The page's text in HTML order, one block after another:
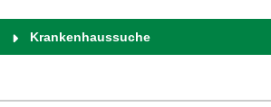
Krankenhaussuche